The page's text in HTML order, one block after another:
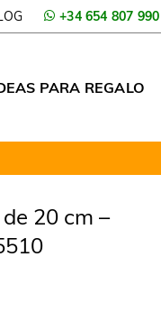
+34 654 807 990
PARA REGALO
20 cm –